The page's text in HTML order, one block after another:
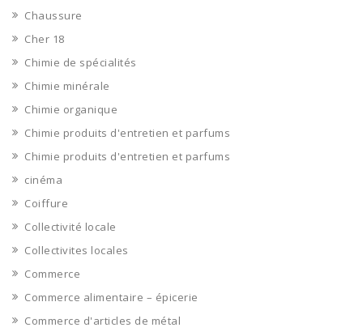
Chaussure
Cher 18
Chimie de spécialités
Chimie minérale
Chimie organique
Chimie produits d'entretien et parfums
Chimie produits d'entretien et parfums
cinéma
Coiffure
Collectivité locale
Collectivites locales
Commerce
Commerce alimentaire – épicerie
Commerce d'articles de métal